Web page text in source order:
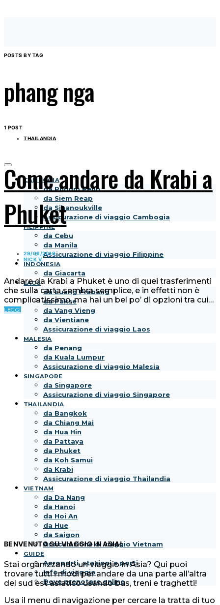
CAMBOGIA
da Phnom Penh
da Siem Reap
da Sihanoukville
Assicurazione di viaggio Cambogia
FILIPPINE
da Cebu
da Manila
Assicurazione di viaggio Filippine
INDONESIA
da Giacarta
LAOS
da Luang Prabang
da Pakse
da Vang Vieng
da Vientiane
Assicurazione di viaggio Laos
MALESIA
da Penang
da Kuala Lumpur
Assicurazione di viaggio Malesia
SINGAPORE
da Singapore
Assicurazione di viaggio Singapore
THAILANDIA
da Bangkok
da Chiang Mai
da Hua Hin
da Pattaya
da Phuket
da Koh Samui
da Krabi
Assicurazione di viaggio Thailandia
VIETNAM
da Da Nang
da Hanoi
da Hoi An
da Hue
da Saigon
Assicurazione di viaggio Vietnam
GUIDE
Aeroporti, stazioni e porti
Info di viaggio
Dove prenotare online
POSTS BY TAG
phang nga
1 POST
THAILANDIA
Come andare da Krabi a
Phuket
29/06/2019
NICK V.
Andare da Krabi a Phuket è uno di quei trasferimenti
che sulla carta sembra semplice, e in effetti non è
complicatissimo, ma hai un bel po’ di opzioni tra cui…
LEGGI
BENVENUTO SU VIAGGIO IN ASIA!
Stai organizzando un viaggio in Asia? Qui puoi
trovare tutti i modi per andare da una parte all’altra
del sud est asiatico usando bus, treni e traghetti!
Usa il menu di navigazione per cercare la tratta di tuo